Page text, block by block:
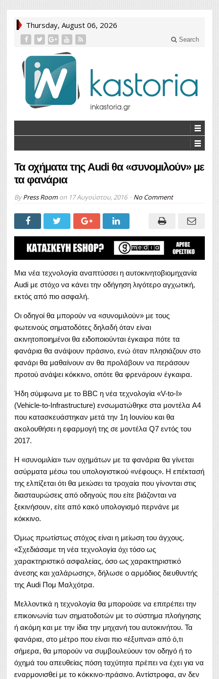
Thursday, August 06, 2026
Search
Τα οχήματα της Audi θα «συνομιλούν» με
τα φανάρια
ByPress Roomon 17 Αυγούστου, 2016 No Comment
Μια νέα τεχνολογία αναπτύσσει η αυτοκινητοβιομηχανία
Audi με στόχο να κάνει την οδήγηση λιγότερο αγχωτική,
εκτός από πιο ασφαλή.
Οι οδηγοί θα μπορούν να «συνομιλούν» με τους
φωτεινούς σηματοδότες δηλαδή όταν είναι
ακινητοποιημένοι θα ειδοποιούνται έγκαιρα πότε τα
φανάρια θα ανάψουν πράσινο, ενώ όταν πλησιάζουν στο
φανάρι θα μαθαίνουν αν θα προλάβουν να περάσουν
προτού ανάψει κόκκινο, οπότε θα φρενάρουν έγκαιρα.
Ήδη σύμφωνα με το BBC η νέα τεχνολογία «V-to-I»
(Vehicle-to-Infrastructure) ενσωματώθηκε στα μοντέλα A4
που κατασκευάστηκαν μετά την 1η Ιουνίου και θα
ακολουθήσει η εφαρμογή της σε μοντέλα Q7 εντός του
2017.
Η «συνομιλία» των οχημάτων με τα φανάρια θα γίνεται
ασύρματα μέσω του υπολογιστικού «νέφους». Η επέκτασή
της ελπίζεται ότι θα μειώσει τα τροχαία που γίνονται στις
διασταυρώσεις από οδηγούς που είτε βιάζονται να
ξεκινήσουν, είτε από κακό υπολογισμό περνάνε με
κόκκινο.
Όμως πρωτίστως στόχος είναι η μείωση του άγχους.
«Σχεδιάσαμε τη νέα τεχνολογία όχι τόσο ως
χαρακτηριστικό ασφαλείας, όσο ως χαρακτηριστικό
άνεσης και χαλάρωσης», δήλωσε ο αρμόδιος διευθυντής
της Audi Πομ Μαλχότρα.
Μελλοντικά η τεχνολογία θα μπορούσε να επιτρέπει την
επικοινωνία των σηματοδοτών με το σύστημα πλοήγησης
ή ακόμη και με την ίδια την μηχανή του αυτοκινήτου. Τα
φανάρια, στο μέτρο που είναι πιο «έξυπνα» από ό,τι
σήμερα, θα μπορούν να συμβουλεύουν τον οδηγό ή το
όχημά του απευθείας πόση ταχύτητα πρέπει να έχει για να
εναρμονισθεί με το κόκκινο-πράσινο. Αντίστροφα, αν δεν